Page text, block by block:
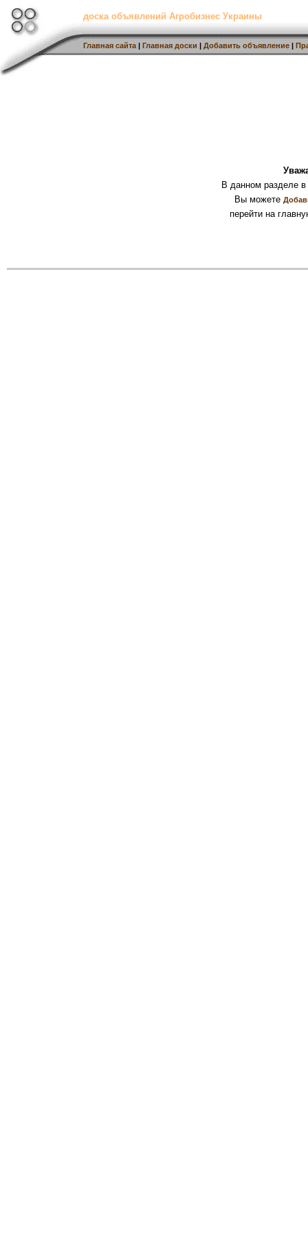
доска объявлений Агробизнес Украины
Главная сайта | Главная доски | Добавить объявление |
В данном разделе
Вы можете
перейти на